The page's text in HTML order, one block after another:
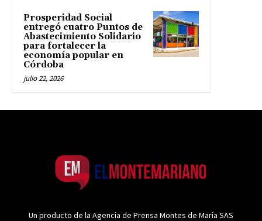
Prosperidad Social
entregó cuatro Puntos de
Abastecimiento Solidario
para fortalecer la
economía popular en
Córdoba
julio 22, 2026
Un producto de la Agencia de Prensa Montes de María SAS